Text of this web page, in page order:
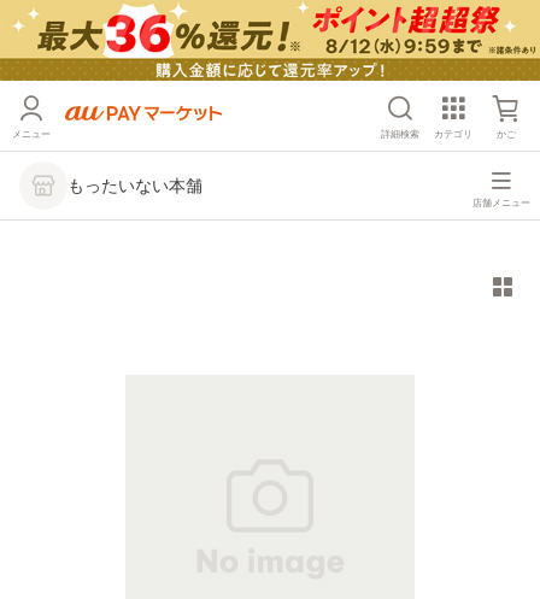
メニュー 詳細検索 カテゴリ かご
もったいない本舗
店舗メニュー